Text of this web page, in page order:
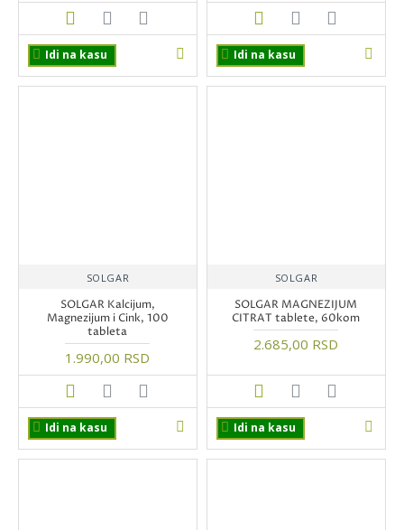
Idi na kasu Idi na kasu
SOLGAR
SOLGAR Kalcijum,
Magnezijum i Cink, 100
tableta
1.990,00 RSD
Idi na kasu
SOLGAR
SOLGAR MAGNEZIJUM
CITRAT tablete, 60kom
2.685,00 RSD
Idi na kasu